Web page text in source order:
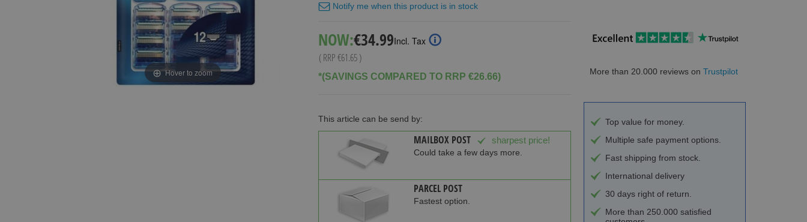
Hover to zoom
Notify me when this product is in stock
NOW: Special
Price
€34.99Incl. Tax
( RRP€61.65)
*(SAVINGS COMPARED TO RRP €26.66)
This article can be send by:
MAILBOX POST sharpest price!
Could take a few days more.
PARCEL POST
Fastest option.
More than 20.000 reviews on Trustpilot
Top value for money.
Multiple safe payment options.
Fast shipping from stock.
International delivery
30 days right of return.
More than 250.000 satisfied